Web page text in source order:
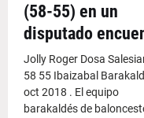
(58-55) en un
disputado
Jolly Roger Dosa
58 55 Ibaizabal
oct 2018 . El equipo
barakaldés de